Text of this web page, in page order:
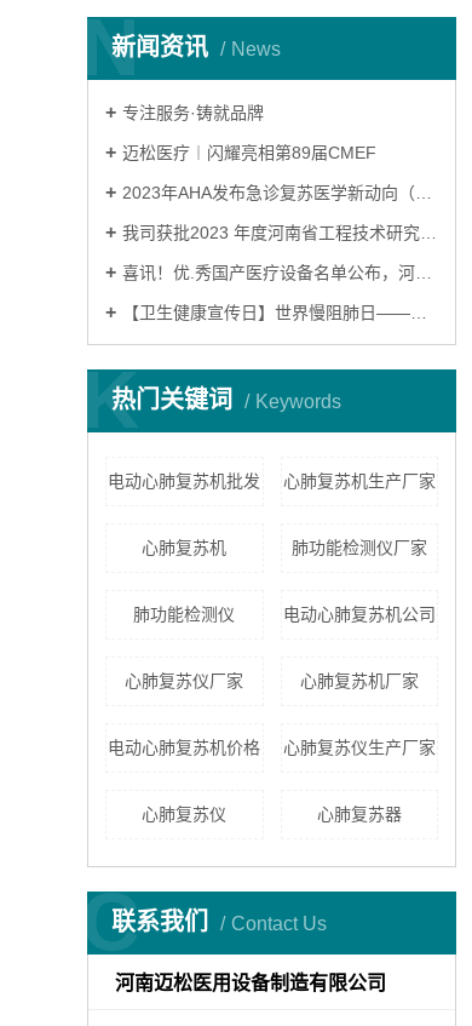
新闻资讯 News
N
专注服务·铸就品牌
迈松医疗︱闪耀亮相第89届CMEF
2023年AHA发布急诊复苏医学新动向（一）
我司获批2023 年度河南省工程技术研究中心
喜讯！优.秀国产医疗设备名单公布，河南迈松苏邦产品连续九年荣誉上榜！
【卫生健康宣传日】世界慢阻肺日——肺系生命，刻不容缓！
热门关键词 Keywords
K
电动心肺复苏机批发 心肺复苏机生产厂家
心肺复苏机 肺功能检测仪厂家
肺功能检测仪 电动心肺复苏机公司
心肺复苏仪厂家 心肺复苏机厂家
电动心肺复苏机价格 心肺复苏仪生产厂家
心肺复苏仪 心肺复苏器
联系我们 Contact Us
C
河南迈松医用设备制造有限公司